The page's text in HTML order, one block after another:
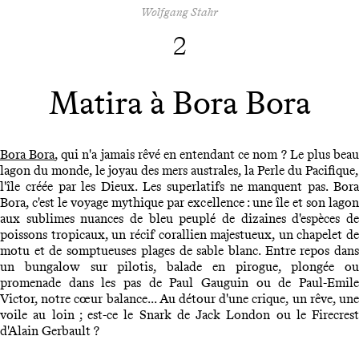
Wolfgang Stahr
2
Matira à Bora Bora
Bora Bora, qui n'a jamais rêvé en entendant ce nom ? Le plus beau
lagon du monde, le joyau des mers australes, la Perle du Pacifique,
l'île créée par les Dieux. Les superlatifs ne manquent pas. Bora
Bora, c'est le voyage mythique par excellence : une île et son lagon
aux sublimes nuances de bleu peuplé de dizaines d'espèces de
poissons tropicaux, un récif corallien majestueux, un chapelet de
motu et de somptueuses plages de sable blanc. Entre repos dans
un bungalow sur pilotis, balade en pirogue, plongée ou
promenade dans les pas de Paul Gauguin ou de Paul-Emile
Victor, notre cœur balance... Au détour d'une crique, un rêve, une
voile au loin ; est-ce le Snark de Jack London ou le Firecrest
d'Alain Gerbault ?